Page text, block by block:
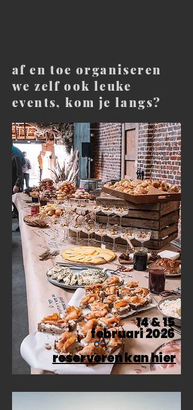
af en toe organiseren
we zelf ook leuke
events, kom je langs?
14 &15
februari 2026
reserveren kan hier